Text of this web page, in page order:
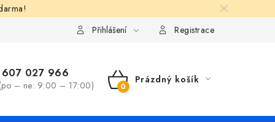
KontaktyPřihlášení Registrace
607 027 966
(po – ne: 9:00 – 17:00)
NÁKUPNÍ
Prázdný košík